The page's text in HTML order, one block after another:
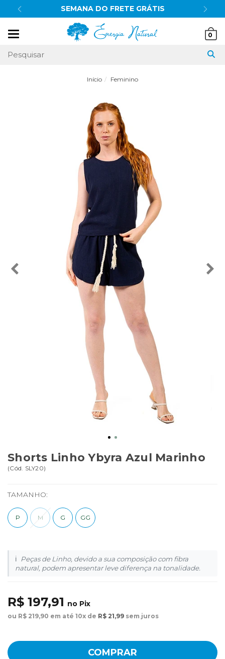
10% OFF
0
Início Feminino
Shorts Linho Ybyra Azul Marinho
(Cód. SLY20)
TAMANHO:
P M G GG
Peças de Linho, devido a sua composição com fibra
natural, podem apresentar leve diferença na tonalidade.
R$ 197,91 no Pix
ou R$ 219,90 em até 10x de R$ 21,99 sem juros
COMPRAR